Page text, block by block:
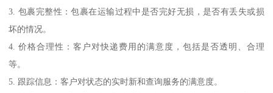
3. 包裹完整性：包裹在运输过程中是否完好无损，是否有丢失或损
坏的情况。
4. 价格合理性：客户对快递费用的满意度，包括是否透明、合理
等。
5. 跟踪信息：客户对状态的实时新和查询服务的满意度。